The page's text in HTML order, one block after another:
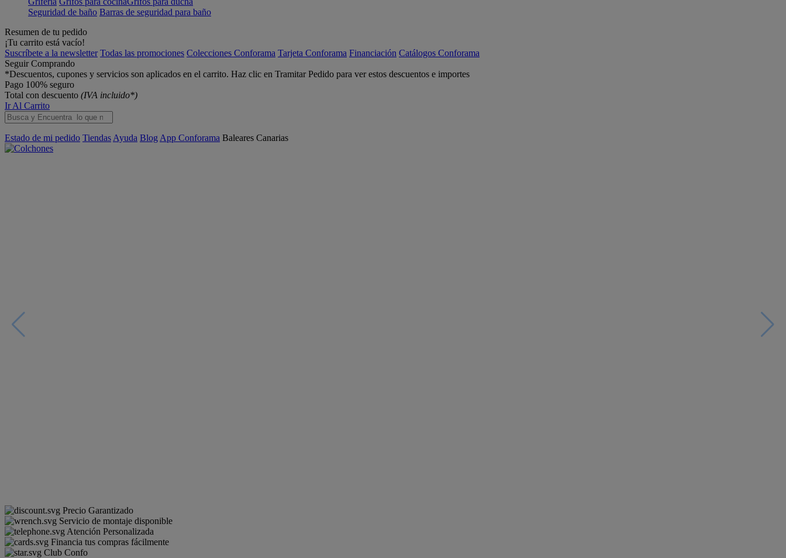
Seguridad de baño Barras de seguridad para baño
Resumen de tu pedido
¡Tu carrito está vacío!
Suscríbete a la newsletter Todas las promociones Colecciones Conforama Tarjeta Conforama Financiación Catálogos Conforama
Seguir Comprando
*Descuentos, cupones y servicios son aplicados en el carrito. Haz clic en Tramitar Pedido para ver estos descuentos e importes
Pago 100% seguro
Total con descuento (IVA incluido*)
Ir Al Carrito
Estado de mi pedido Tiendas Ayuda Blog App Conforama Baleares Canarias
Precio Garantizado
Servicio de montaje disponible
Atención Personalizada
Financia tus compras fácilmente
Club Confo